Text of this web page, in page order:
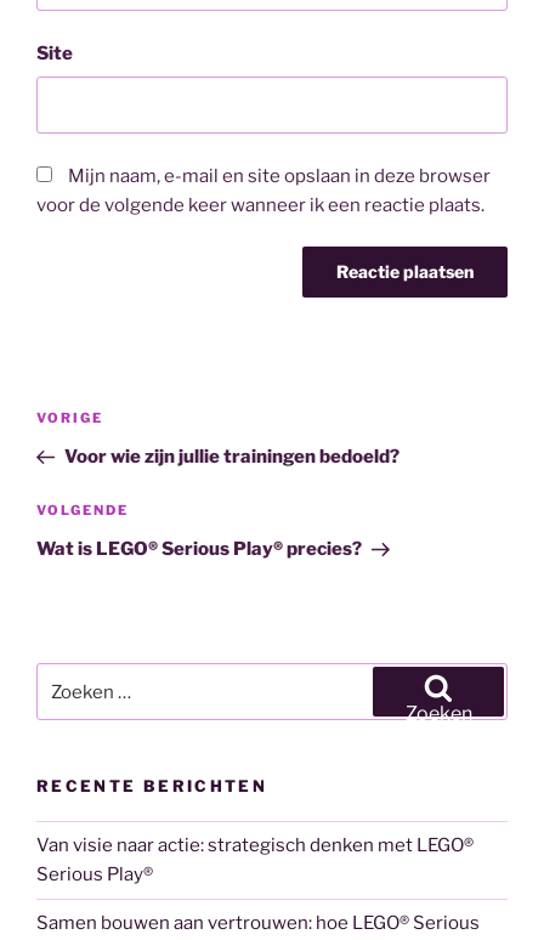
Site
Mijn naam, e-mail en site opslaan in deze browser
voor de volgende keer wanneer ik een reactie plaats.
Bericht
Vorig
bericht
VORIGE
Voor wie zijn jullie trainingen bedoeld?
Volgend
bericht
VOLGENDE
Wat is LEGO® Serious Play® precies?
naar:
Zoeken
RECENTE BERICHTEN
Van visie naar actie: strategisch denken met LEGO®
Serious Play®
Samen bouwen aan vertrouwen: hoe LEGO® Serious